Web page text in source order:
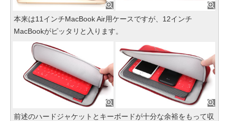
本来は11インチMacBook Air用ケースですが、12インチ
MacBookがピッタリと入ります。
前述のハードジャケットとキーボードが十分な余裕をもって収